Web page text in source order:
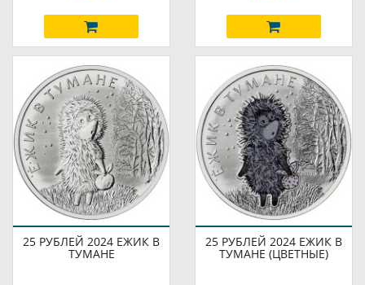
25 РУБЛЕЙ 2024 ЕЖИК В
ТУМАНЕ
25 РУБЛЕЙ 2024 ЕЖИК В
ТУМАНЕ (ЦВЕТНЫЕ)